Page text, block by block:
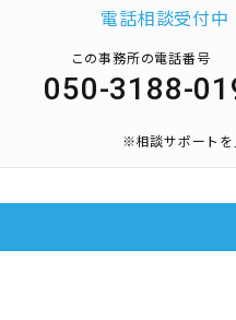
電話相談受付中
この事務所の電話番号
050-3188-
※相談サポートを